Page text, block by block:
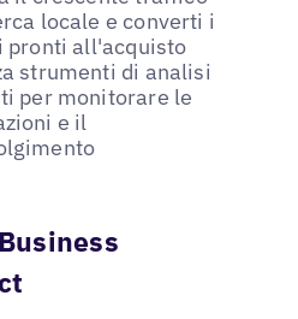
locale e converti i
pronti all'acquisto
strumenti di analisi
per monitorare le
e il